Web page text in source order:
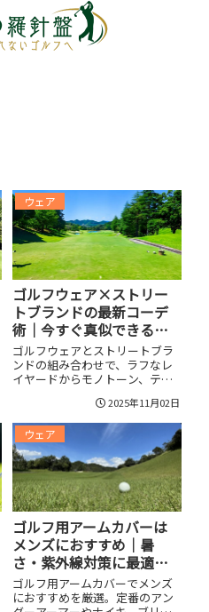
ウェア
ゴルフウェア×ストリー
トブランドの最新コーデ
術｜今すぐ真似できる実
践ステップ
ゴルフウェアとストリートブラ
ンドの組み合わせで、ラフなレ
イヤードからモノトーン、テク
デ提案と注目ブランド紹介、ラ
ウンド別の実践ポイントや購入
チェックまで分かりやすく解
説。キャップやスニーカーで作
るストリート感、オーバーサイ
ズや防水・撥水・保温など機能
面の選び方、季節とシーン別の
着こなし術とすぐ真似できるス
テップを掲載。
2025年11月02日
ウェア
ゴルフ用アームカバーは
メンズにおすすめ｜暑
さ・紫外線対策に最適！
人気モデルを比較して快
適プレーを手に入れる
ゴルフ用アームカバーでメンズ
におすすめを厳選。定番のアン